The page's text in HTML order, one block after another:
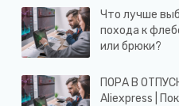
Что лучше
похода к
или брюки?
ПОРА В
Aliexpress |